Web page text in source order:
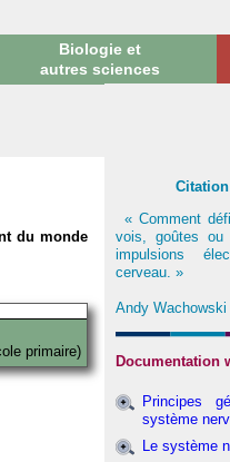
Biologie et
autres sciences
du monde
primaire)
Citation
« Comment
vois, goûtes ou
impulsions
cerveau. »
Andy Wachowski
Documentation
Principes
système
Le système